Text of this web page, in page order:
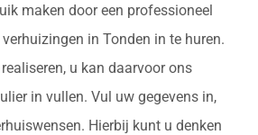
maken door een professioneel
in Tonden in te huren.
u kan daarvoor ons
in vullen. Vul uw gegevens in,
Hierbij kunt u denken